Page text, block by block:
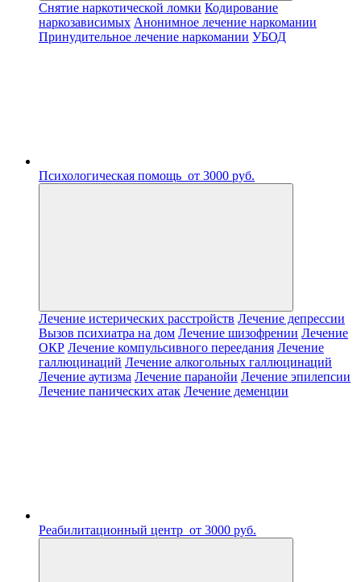
Снятие наркотической ломки Кодирование
наркозависимых Анонимное лечение наркомании
Принудительное лечение наркомании УБОД
Психологическая помощь от 3000 руб.
Лечение истерических расстройств Лечение депрессии
Вызов психиатра на дом Лечение шизофрении Лечение
ОКР Лечение компульсивного переедания Лечение
галлюцинаций Лечение алкогольных галлюцинаций
Лечение аутизма Лечение паранойи Лечение эпилепсии
Лечение панических атак Лечение деменции
Реабилитационный центр от 3000 руб.